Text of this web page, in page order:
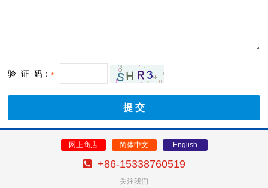
验 证 码：*
网上商店 简体中文 English
+86-15338760519
关注我们